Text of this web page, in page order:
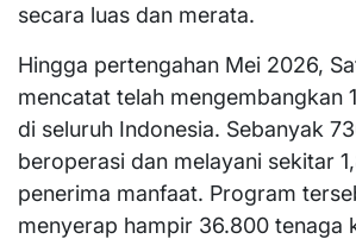
secara luas dan merata.
Hingga pertengahan Mei 2026,
mencatat telah mengembangkan
di seluruh Indonesia. Sebanyak
beroperasi dan melayani sekitar
penerima manfaat. Program
menyerap hampir 36.800 tenaga